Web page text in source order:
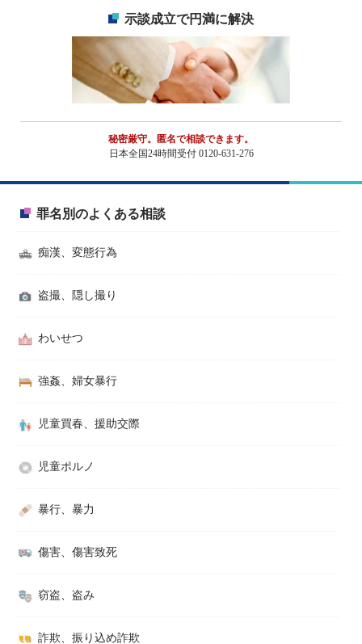
示談成立で円満に解決
秘密厳守。匿名で相談できます。
日本全国24時間受付 0120-631-276
罪名別のよくある相談
痴漢、変態行為
盗撮、隠し撮り
わいせつ
強姦、婦女暴行
児童買春、援助交際
児童ポルノ
暴行、暴力
傷害、傷害致死
窃盗、盗み
詐欺、振り込め詐欺